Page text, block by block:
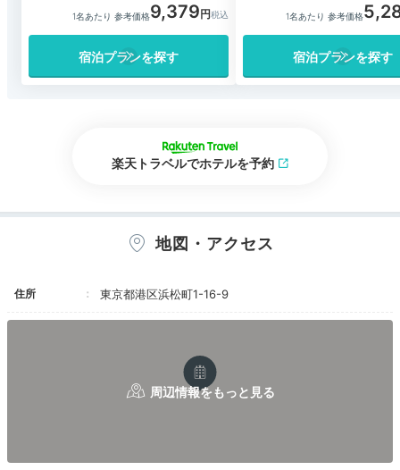
1名あたり 参考価格9,379
宿泊プランを探す
1名あたり 参考価格
宿泊プランを探す
楽天トラベルでホテルを予約
地図・アクセス
住所 東京都港区浜松町1-16-9